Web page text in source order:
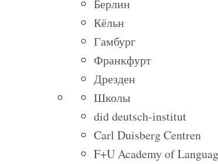
Берлин
Кёльн
Гамбург
Франкфурт
Дрезден
Школы
did deutsch-institut
Carl Duisberg Centren
F+U Academy of